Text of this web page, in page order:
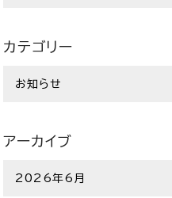
カテゴリー
お知らせ
アーカイブ
2026年6月